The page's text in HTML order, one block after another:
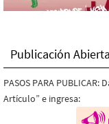
Publicación Abierta
PASOS PARA
Artículo” e ingresa: